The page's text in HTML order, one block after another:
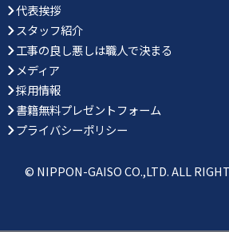
代表挨拶
スタッフ紹介
工事の良し悪しは職人で決まる
メディア
採用情報
書籍無料プレゼントフォーム
プライバシーポリシー
© NIPPON-GAISO CO.,LTD. ALL